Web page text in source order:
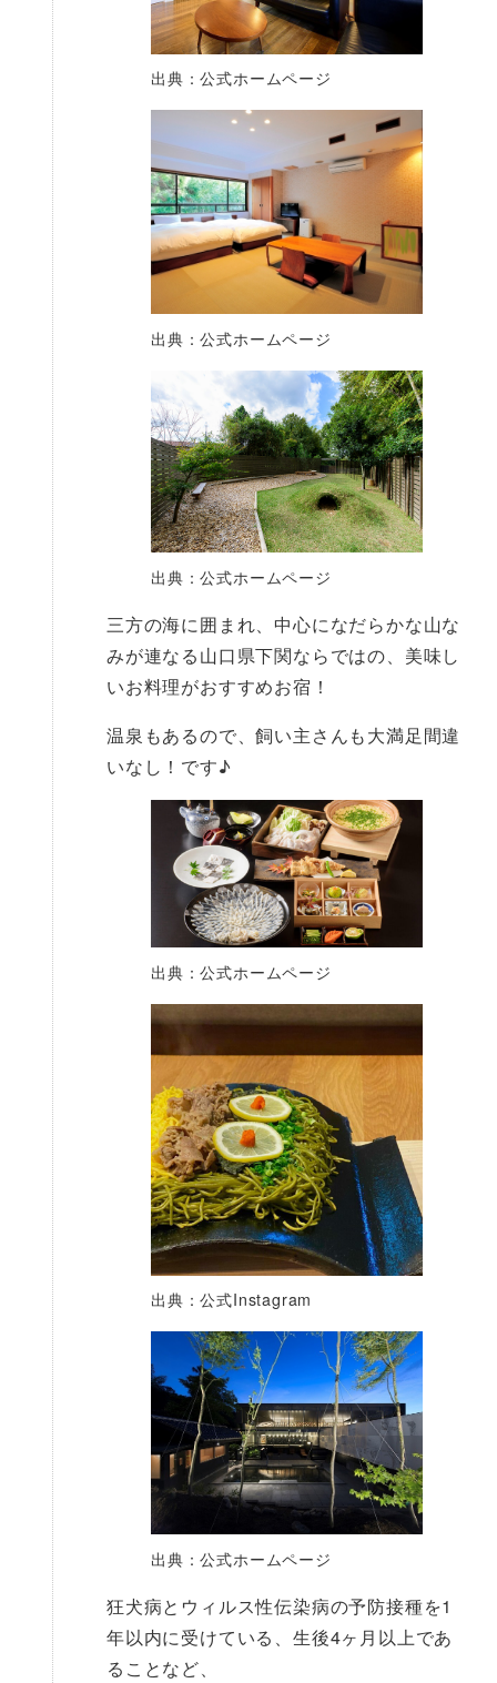
出典：公式ホームページ
出典：公式ホームページ
出典：公式ホームページ
三方の海に囲まれ、中心になだらかな山な
みが連なる山口県下関ならではの、美味し
いお料理がおすすめお宿！
温泉もあるので、飼い主さんも大満足間違
いなし！です♪
出典：公式ホームページ
出典：公式Instagram
出典：公式ホームページ
狂犬病とウィルス性伝染病の予防接種を1
年以内に受けている、生後4ヶ月以上であ
ることなど、